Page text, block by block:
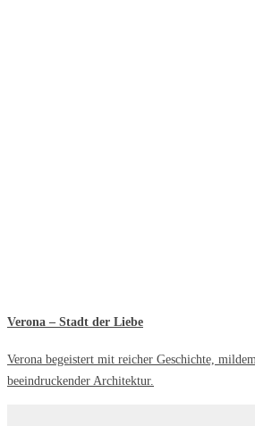
Verona – Stadt der Liebe
Verona begeistert mit reicher Geschichte,
beeindruckender Architektur.